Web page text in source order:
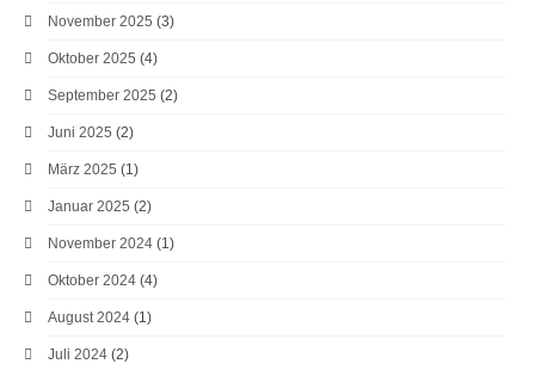
November 2025 (3)
Oktober 2025 (4)
September 2025 (2)
Juni 2025 (2)
März 2025 (1)
Januar 2025 (2)
November 2024 (1)
Oktober 2024 (4)
August 2024 (1)
Juli 2024 (2)